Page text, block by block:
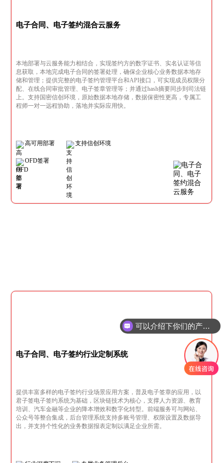
电子合同、电子签约混合云服务
本地部署与云服务能力相结合，实现签约方的数字证书、实名认证等信
息获取，本地完成电子合同的签署处理，确保企业核心业务数据本地存
储和管理；提供完整的电子签约管理平台和API接口，可实现成员权限分
配、在线合同审批管理、电子签章管理等；并通过hash摘要同步到司法链
上。支持国密信创环境，原始数据本地存储，数据保密性更高，专属工
程师一对一远程协助，落地并实际应用快。
高可用部署 支持信创环境
OFD签署
电子合同、电子签约行业定制系统
提供丰富多样的电子签约行业场景应用方案，普及电子签章的应用，以
君子签电子签约系统为基础，区块链技术为核心，支撑人力资源、教育
培训、汽车金融等企业的降本增效和数字化转型。前端服务可与网站、
公众号等整合集成，后台管理系统支持多账号管理、权限设置及数据导
出，并支持个性化的业务数据报表定制以满足企业所需。
可以介绍下你们的产品么
你们是怎么收费的呢